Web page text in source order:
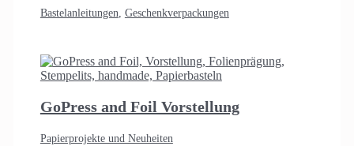
Bastelanleitungen, Geschenkverpackungen
GoPress and Foil Vorstellung
Papierprojekte und Neuheiten